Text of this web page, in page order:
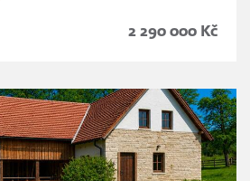
2 290 000 Kč